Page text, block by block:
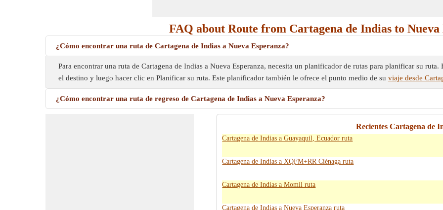
FAQ about Route from Cartagena de Indias to Nueva
¿Cómo encontrar una ruta de Cartagena de Indias a Nueva Esperanza?
Para encontrar una ruta de Cartagena de Indias a Nueva Esperanza, necesita un planificador de rutas para planificar su
el destino y luego hacer clic en Planificar su ruta. Este planificador también le ofrece el punto medio de su viaje desde
¿Cómo encontrar una ruta de regreso de Cartagena de Indias a Nueva Esperanza?
Recientes Cartagena de
Cartagena de Indias a Guayaquil, Ecuador ruta
Cartagena de Indias a XQFM+RR Ciénaga ruta
Cartagena de Indias a Momil ruta
Cartagena de Indias a Nueva Esperanza ruta